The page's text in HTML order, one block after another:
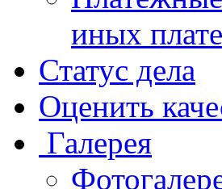
иных
Статус дела
Оценить
Галерея